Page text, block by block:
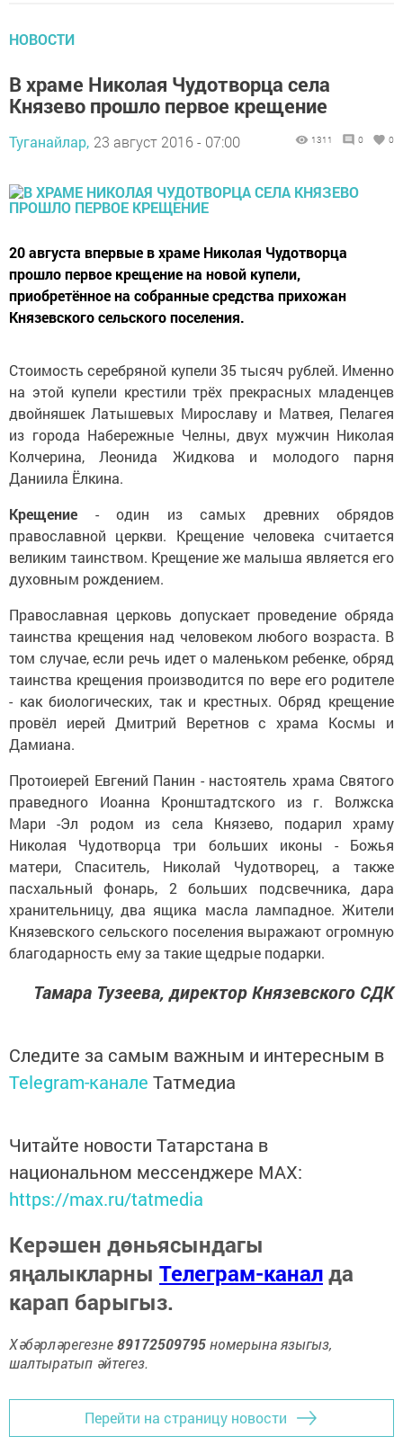
НОВОСТИ
В храме Николая Чудотворца села
Князево прошло первое крещение
Туганайлар, 23 август 2016 - 07:00 1311 0 0
20 августа впервые в храме Николая Чудотворца
прошло первое крещение на новой купели,
приобретённое на собранные средства прихожан
Князевского сельского поселения.
Стоимость серебряной купели 35 тысяч рублей. Именно
на этой купели крестили трёх прекрасных младенцев
двойняшек Латышевых Мирославу и Матвея, Пелагея
из города Набережные Челны, двух мужчин Николая
Колчерина, Леонида Жидкова и молодого парня
Даниила Ёлкина.
Крещение - один из самых древних обрядов
православной церкви. Крещение человека считается
великим таинством. Крещение же малыша является его
духовным рождением.
Православная церковь допускает проведение обряда
таинства крещения над человеком любого возраста. В
том случае, если речь идет о маленьком ребенке, обряд
таинства крещения производится по вере его родителе
- как биологических, так и крестных. Обряд крещение
провёл иерей Дмитрий Веретнов с храма Космы и
Дамиана.
Протоиерей Евгений Панин - настоятель храма Святого
праведного Иоанна Кронштадтского из г. Волжска
Мари -Эл родом из села Князево, подарил храму
Николая Чудотворца три больших иконы - Божья
матери, Спаситель, Николай Чудотворец, а также
пасхальный фонарь, 2 больших подсвечника, дара
хранительницу, два ящика масла лампадное. Жители
Князевского сельского поселения выражают огромную
благодарность ему за такие щедрые подарки.
Тамара Тузеева, директор Князевского СДК
Следите за самым важным и интересным в
Telegram-канале Татмедиа
Читайте новости Татарстана в
национальном мессенджере MАХ:
https://max.ru/tatmedia
Керәшен дөньясындагы
яңалыкларны Телеграм-каналда
карап барыгыз.
Хәбәрләрегезне89172509795номерына языгыз,
шалтыратып әйтегез.
Перейти на страницу новости